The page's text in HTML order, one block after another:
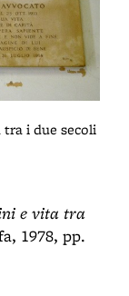
i due secoli
e vita tra
1978, pp.